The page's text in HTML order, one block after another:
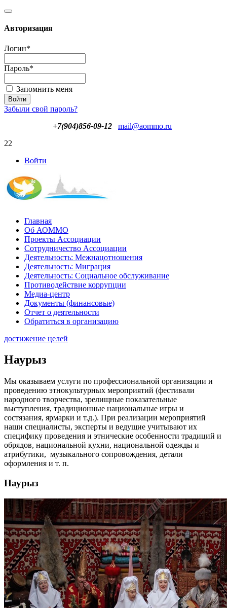
Авторизация
Логин*
Пароль*
Запомнить меня
Забыли свой пароль?
+7(904)856-09-12
mail@aommo.ru
22
Войти
Главная
Об АОММО
Проекты Ассоциации
Сотрудничество Ассоциации
Деятельность: Межнацотношения
Деятельность: Миграция
Деятельность: Социальное обслуживание
Противодействие коррупции
Медиа-центр
Документы (финансовые)
Отчет о деятельности
Обратиться в организацию
достижение целей
Наурыз
Мы оказываем услуги по профессиональной организации и
проведению этнокультурных мероприятий (фестивали
народного творчества, зрелищные показательные
выступления, традиционные национальные игры и
состязания, ярмарки и т.д.). При реализации мероприятий
наши специалисты, эксперты и ведущие учитывают их
специфику проведения и этнические особенности традиций и
обрядов, национальной кухни, национальной одежды и
атрибутики, музыкального сопровождения, детали
оформления и т. п.
Наурыз